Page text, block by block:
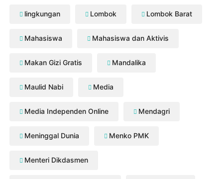
lingkungan Lombok Lombok Barat
Mahasiswa Mahasiswa dan Aktivis
Makan Gizi Gratis Mandalika
Maulid Nabi Media
Media Independen Online Mendagri
Meninggal Dunia Menko PMK
Menteri Dikdasmen